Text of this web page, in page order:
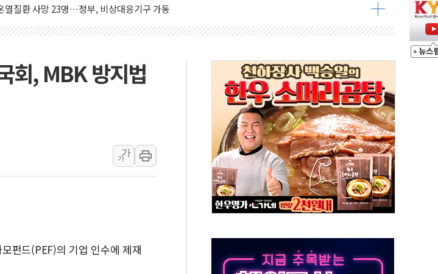
열질환 사망 23명…정부, 비상대응기구 가동
트 부양, 수도 베이징도 부동산 규제 철폐
일 '별똥별 멍' 운영…페르세우스 유성우 관측
해안 시간당 50mm 이상 폭우…호우경보 발효
북 울진 시간당 20~30mm 강한 비...가뭄 해소될 듯
권 폐지·공소청 출범…피해자들 '범죄 사각지대' 우려
인정보 보안 새판 짠다…'자율규제단체' 타진
제주·인천 경선 발표...김민석 '재역전' vs 정청래 '격차 확대'
회, MBK 방지법
가
가
펀드(PEF)의 기업 인수에 제재